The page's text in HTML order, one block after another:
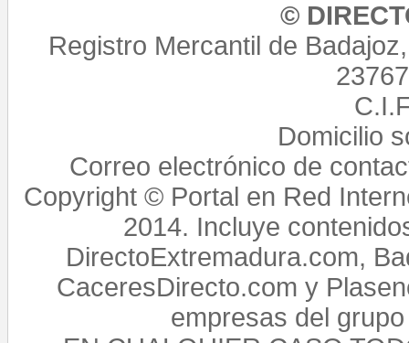
©
Registro Mercantil de
Domicilio
Correo electrónico de
Copyright © Portal en Red
2014. Incluye
DirectoExtremadura.com,
CaceresDirecto.com y
empresas del